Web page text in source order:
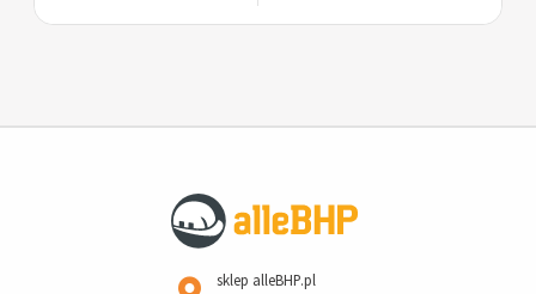
sklep alleBHP.pl